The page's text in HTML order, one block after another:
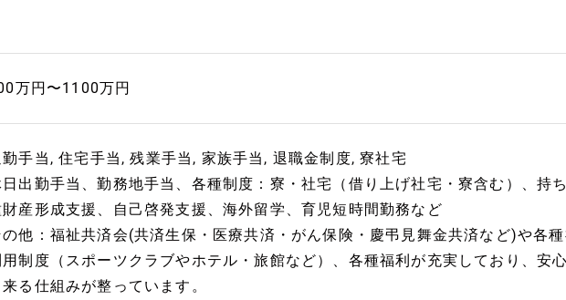
万円〜1100万円
手当, 住宅手当, 残業手当, 家族手当, 退職金制度, 寮社宅
出勤手当、勤務地手当、各種制度：寮・社宅（借り上げ社宅・寮含む）、持
産形成支援、自己啓発支援、海外留学、育児短時間勤務など
他：福祉共済会(共済生保・医療共済・がん保険・慶弔見舞金共済など)や各
制度（スポーツクラブやホテル・旅館など）、各種福利が充実しており、安
る仕組みが整っています。